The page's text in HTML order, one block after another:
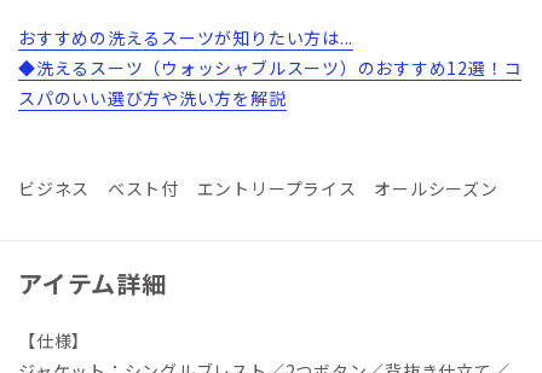
おすすめの洗えるスーツが知りたい方は...
◆洗えるスーツ（ウォッシャブルスーツ）のおすすめ12選！コ
スパのいい選び方や洗い方を解説
ビジネス ベスト付 エントリープライス オールシーズン
アイテム詳細
【仕様】